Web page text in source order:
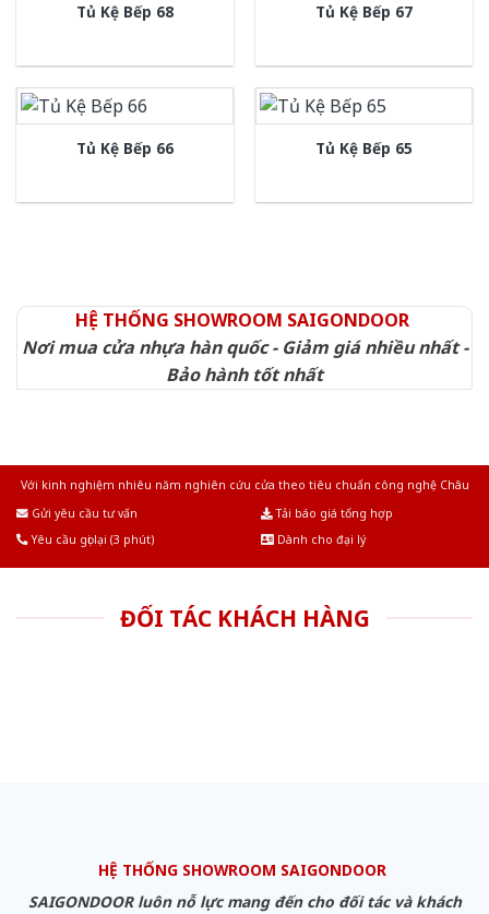
Tủ Kệ Bếp 68 Tủ Kệ Bếp 67
Tủ Kệ Bếp 66 Tủ Kệ Bếp 65
HỆ THỐNG SHOWROOM SAIGONDOOR
Nơi mua cửa nhựa hàn quốc - Giảm giá nhiều nhất -
Bảo hành tốt nhất
Với kinh nghiệm nhiêu năm nghiên cứu cửa theo tiêu chuẩn công nghệ Châu
Gửi yêu cầu tư vấn
Tải báo giá tổng hợp
Yêu cầu gọi lại (3 phút)
Dành cho đại lý
ĐỐI TÁC KHÁCH HÀNG
HỆ THỐNG SHOWROOM SAIGONDOOR
SAIGONDOOR luôn nỗ lực mang đến cho đối tác và khách